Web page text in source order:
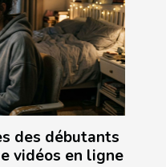
des débutants
vidéos en ligne